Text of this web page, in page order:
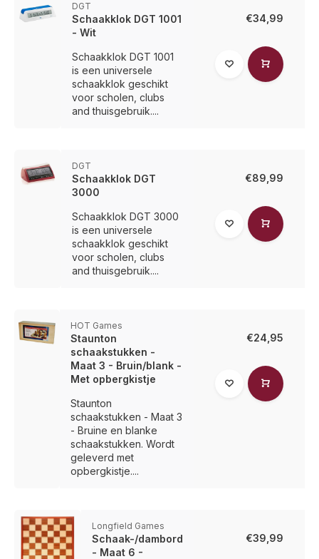
DGT
Schaakklok DGT 1001
- Wit
Schaakklok DGT 1001
is een universele
schaakklok geschikt
voor scholen, clubs
and thuisgebruik....
€34,99
DGT
Schaakklok DGT
3000
Schaakklok DGT 3000
is een universele
schaakklok geschikt
voor scholen, clubs
and thuisgebruik....
€89,99
HOT Games
Staunton
schaakstukken -
Maat 3 - Bruin/blank -
Met opbergkistje
Staunton
schaakstukken - Maat 3
- Bruine en blanke
schaakstukken. Wordt
geleverd met
opbergkistje....
€24,95
Longfield Games
Schaak-/dambord
- Maat 6 -
€39,99